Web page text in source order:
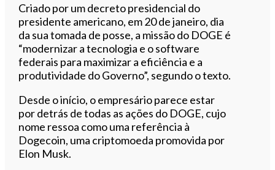
Criado por um decreto presidencial do
presidente americano, em 20 de janeiro, dia
da sua tomada de posse, a missão do DOGE é
“modernizar a tecnologia e o software
federais para maximizar a eficiência e a
produtividade do Governo”, segundo o texto.
Desde o início, o empresário parece estar
por detrás de todas as ações do DOGE, cujo
nome ressoa como uma referência à
Dogecoin, uma criptomoeda promovida por
Elon Musk.